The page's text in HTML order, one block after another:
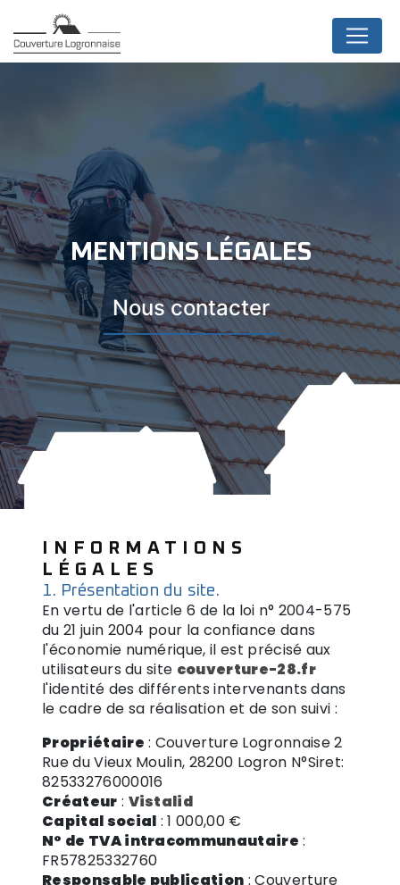
MENTIONS LÉGALES
Nous contacter
INFORMATIONS
LÉGALES
1. Présentation du site.
En vertu de l'article 6 de la loi n° 2004-575
du 21 juin 2004 pour la confiance dans
l'économie numérique, il est précisé aux
utilisateurs du site couverture-28.fr
l'identité des différents intervenants dans
le cadre de sa réalisation et de son suivi :
Propriétaire : Couverture Logronnaise 2
Rue du Vieux Moulin, 28200 Logron N°Siret:
82533276000016
Créateur : Vistalid
Capital social : 1 000,00 €
N° de TVA intracommunautaire :
FR57825332760
Responsable publication : Couverture
Panneau de gestion des cookies